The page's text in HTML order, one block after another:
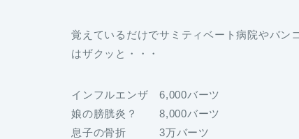
覚えているだけでサミティベート病院やバン
はザクッと・・・
インフルエンザ 6,000バーツ
娘の膀胱炎？ 8,000バーツ
息子の骨折 3万バーツ